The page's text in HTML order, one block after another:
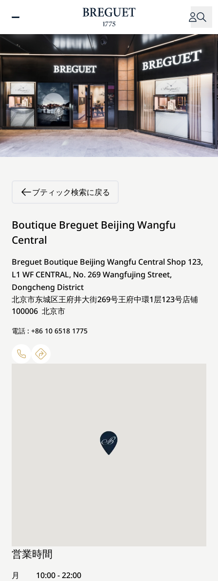
コ
ン
テ
ツ
に
移
動
ブティック検索に戻る
Boutique Breguet Beijing Wangfu
Central
Breguet Boutique Beijing Wangfu Central Shop 123,
L1 WF CENTRAL, No. 269 Wangfujing Street,
Dongcheng District
北京市东城区王府井大街269号王府中環1层123号店铺
100006 北京市
電話 : +86 10 6518 1775
営業時間
月
10:00 - 22:00